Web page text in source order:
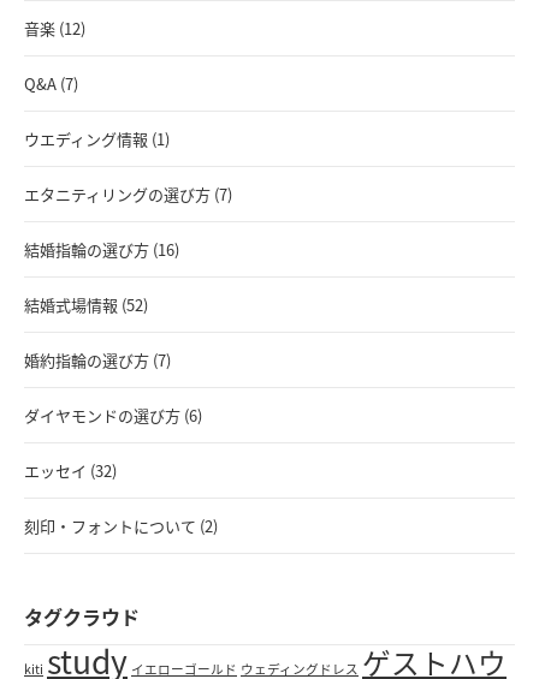
音楽 (12)
Q&A (7)
ウエディング情報 (1)
エタニティリングの選び方 (7)
結婚指輪の選び方 (16)
結婚式場情報 (52)
婚約指輪の選び方 (7)
ダイヤモンドの選び方 (6)
エッセイ (32)
刻印・フォントについて (2)
タグクラウド
kiti study イエローゴールド ウェディングドレス ゲストハウ